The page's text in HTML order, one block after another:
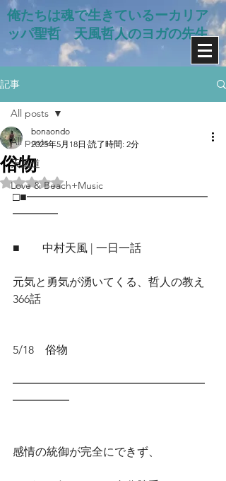
俺たちは魂で生きているー​カリア
ッパ聖哲 天風哲人のヨガの先生
記事
All posts
天風道
Love & Beach+Music
All posts
俗物
bonaondo
2025年5月18日 読了時間: 2分
5つ星のうちNaNと評価されています。
□■━━━━━━━━━━━━━━━━
━━━━
■　　中村天風 | 一日一話
元気と勇気が湧いてくる、哲人の教え
366話
5/18　俗物
━━━━━━━━━━━━━━━━━
━━━━━
感情の統御が完全にできず、